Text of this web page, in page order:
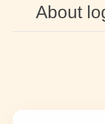
About